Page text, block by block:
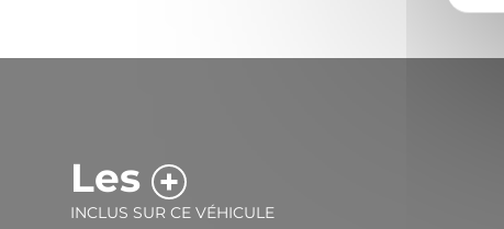
Les
INCLUS SUR CE VÉHICULE